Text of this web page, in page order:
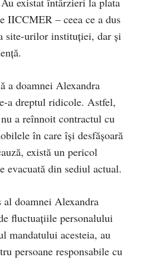
IICCMER – ceea ce a dus
site-urilor instituției, dar și
a doamnei Alexandra
a dreptul ridicole. Astfel,
a reînnoit contractul cu
în care își desfășoară
există un pericol
evacuată din sediul actual.
al doamnei Alexandra
fluctuațiile personalului
mandatului acesteia, au
persoane responsabile cu